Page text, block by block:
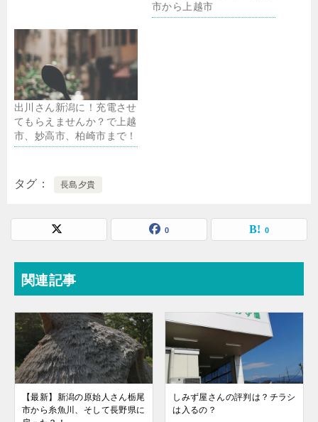
市から上越市
出川さん新潟に！充電させ
てもらえませんか？で上越
市、妙高市、柏崎市まで！
タグ 長島夕貴
0 0
関連記事
【最新】新潟の原始人さん栃尾
市から糸魚川、そして長野県に
しみず屋さんの評判は？チラシ
は入るの？